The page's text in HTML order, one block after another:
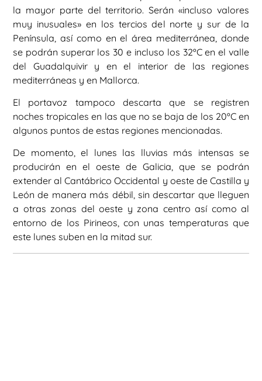
la mayor parte del territorio. Serán «incluso valores
muy inusuales» en los tercios del norte y sur de la
Península, así como en el área mediterránea, donde
se podrán superar los 30 e incluso los 32ºC en el valle
del Guadalquivir y en el interior de las regiones
mediterráneas y en Mallorca.
El portavoz tampoco descarta que se registren
noches tropicales en las que no se baja de los 20ºC en
algunos puntos de estas regiones mencionadas.
De momento, el lunes las lluvias más intensas se
producirán en el oeste de Galicia, que se podrán
extender al Cantábrico Occidental y oeste de Castilla y
León de manera más débil, sin descartar que lleguen
a otras zonas del oeste y zona centro así como al
entorno de los Pirineos, con unas temperaturas que
este lunes suben en la mitad sur.